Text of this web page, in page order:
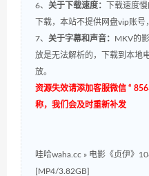
6、 关于下载速度：
下载速度
下载，本站不提供网盘vip账号
7、 关于字幕和声音： MKV的
放是无法解析的，下载到本地
放。
资源失效请添加客服微信 “
称，我们会及时重新补发
哇哈waha.cc » 电影《贞伊》
[MP4/3.82GB]